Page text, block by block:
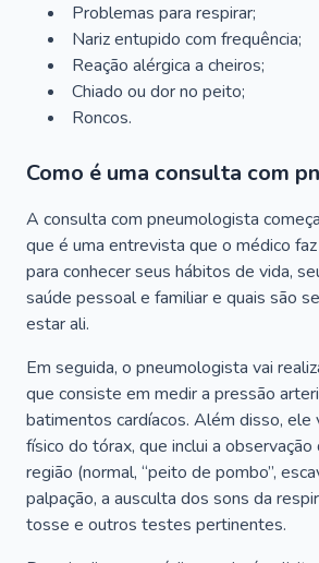
Problemas para respirar;
Nariz entupido com frequência;
Reação alérgica a cheiros;
Chiado ou dor no peito;
Roncos.
Como é uma consulta com
A consulta com pneumologista
que é uma entrevista que o médico
para conhecer seus hábitos de vida,
saúde pessoal e familiar e quais são
estar ali.
Em seguida, o pneumologista vai
que consiste em medir a pressão
batimentos cardíacos. Além disso, ele
físico do tórax, que inclui a observação
região (normal, “peito de pombo”,
palpação, a ausculta dos sons da
tosse e outros testes pertinentes.